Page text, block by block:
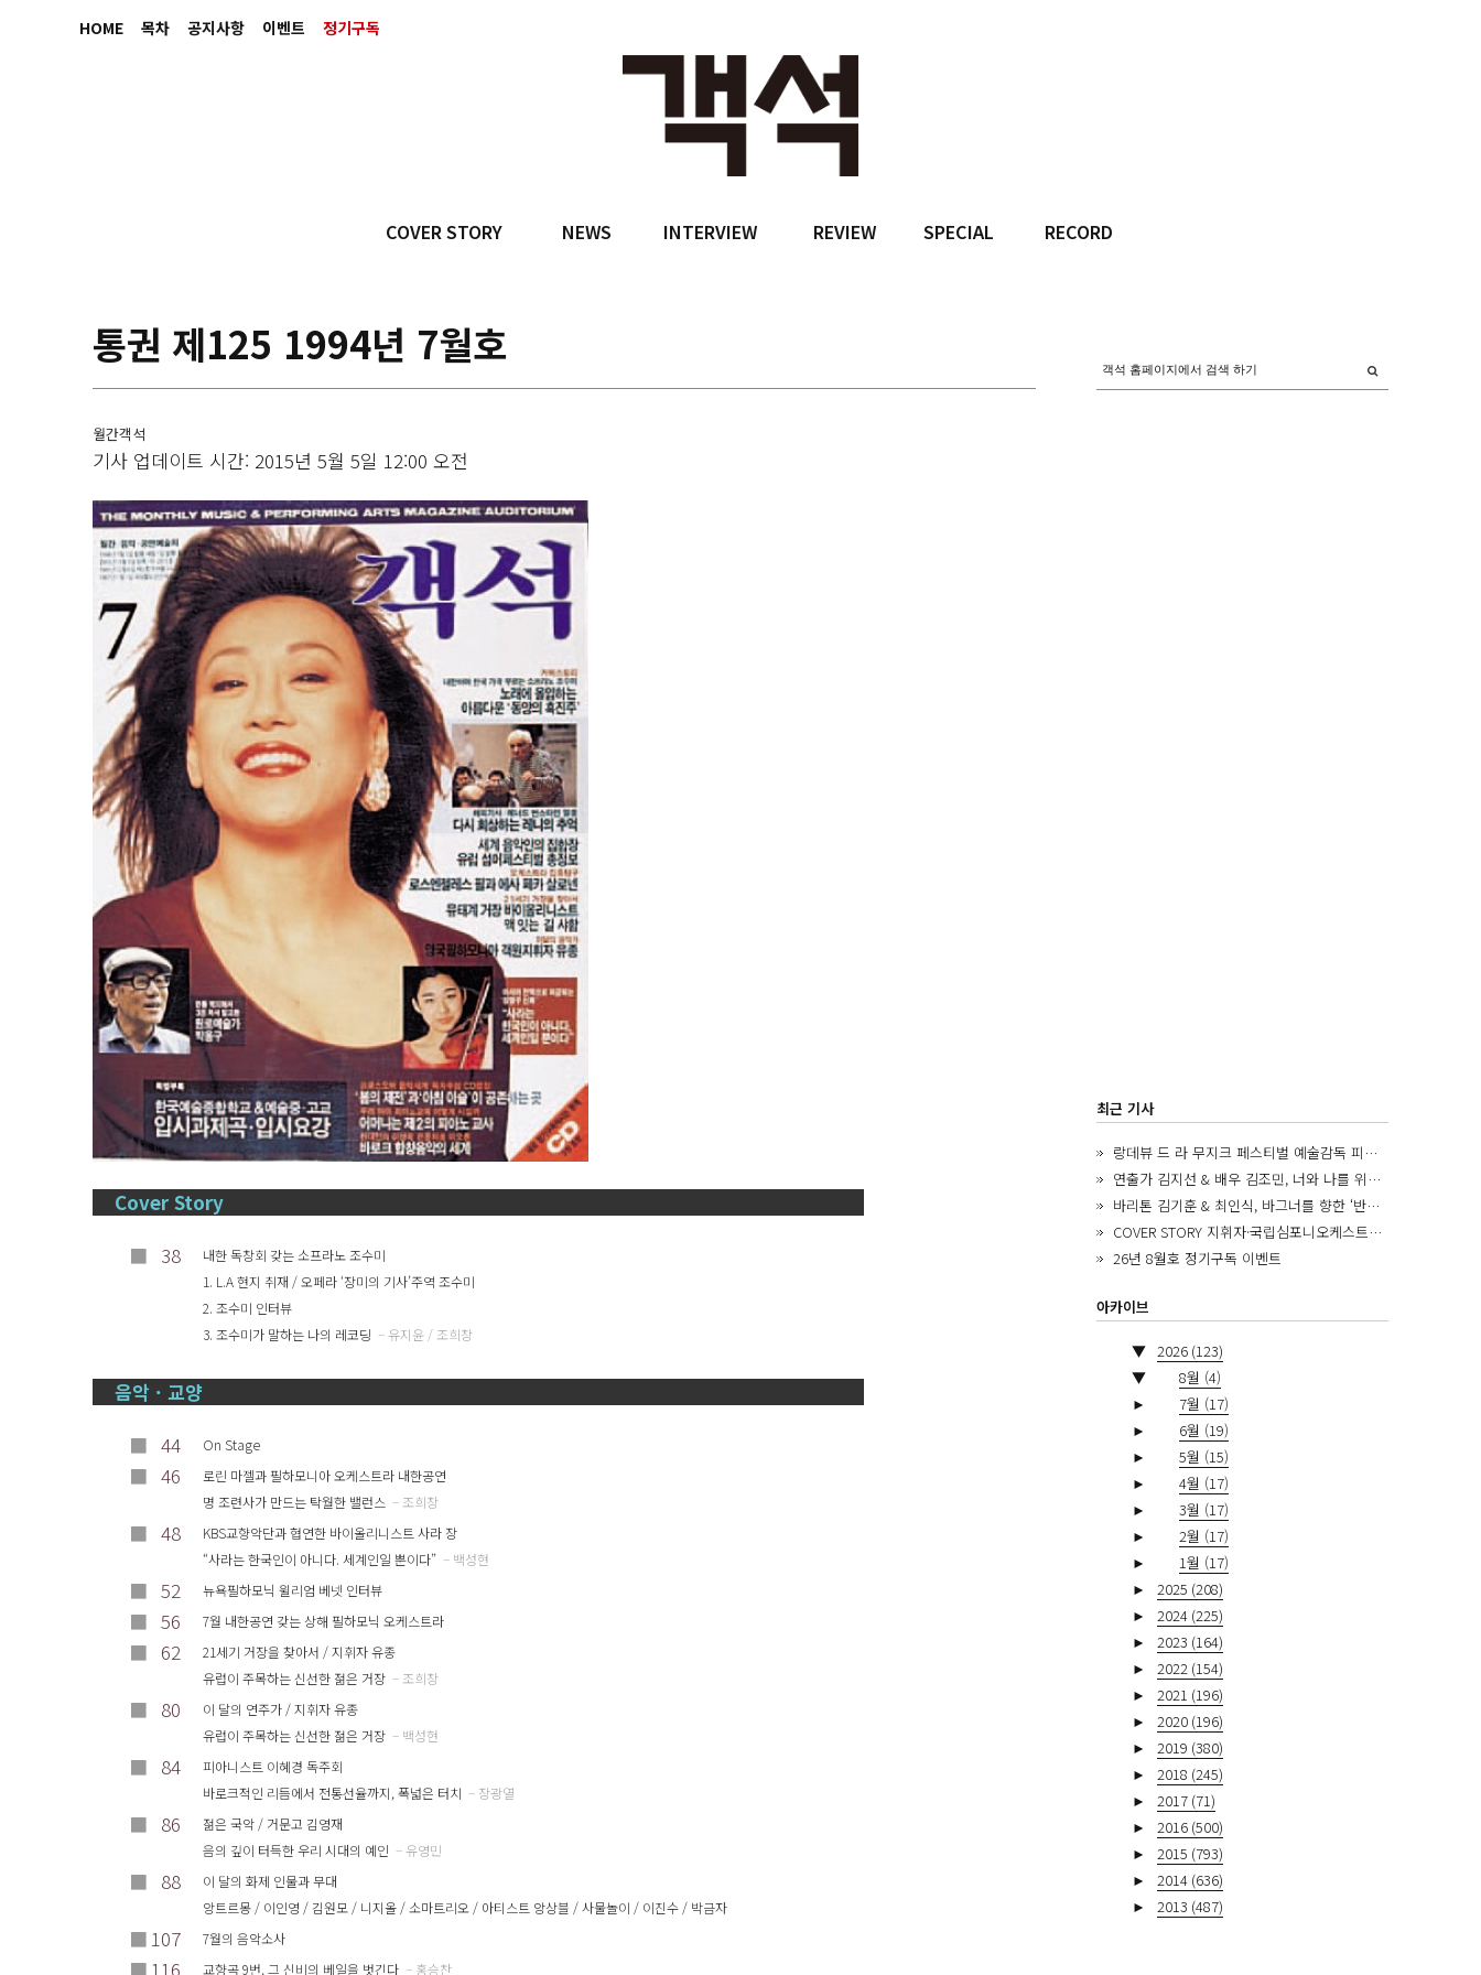
HOME 목차 공지사항 이벤트 정기구독
COVER STORY NEWS INTERVIEW REVIEW SPECIAL RECORD
통권 제125 1994년 7월호
월간객석
기사 업데이트 시간: 2015년 5월 5일 12:00 오전
Cover Story
■ 38
내한 독창회 갖는 소프라노 조수미
1. L.A 현지 취재 / 오페라 ‘장미의 기사’주역 조수미
2. 조수미 인터뷰
3. 조수미가 말하는 나의 레코딩 – 유지윤 / 조희창
음악 · 교양
■ 44 On Stage
■ 46
로린 마젤과 필하모니아 오케스트라 내한공연
명 조련사가 만드는 탁월한 밸런스 – 조희창
■ 48
KBS교향악단과 협연한 바이올리니스트 사라 장
“사라는 한국인이 아니다. 세계인일 뿐이다” – 백성현
■ 52 뉴욕필하모닉 윌리엄 베넷 인터뷰
■ 56 7월 내한공연 갖는 상해 필하모닉 오케스트라
■ 62
21세기 거장을 찾아서 / 지휘자 유종
유럽이 주목하는 신선한 젊은 거장 – 조희창
■ 80
이 달의 연주가 / 지휘자 유종
유럽이 주목하는 신선한 젊은 거장 – 백성현
■ 84
피아니스트 이혜경 독주회
바로크적인 리듬에서 전통선율까지, 폭넓은 터치 – 장광열
■ 86
젊은 국악 / 거문고 김영재
음의 깊이 터득한 우리 시대의 예인 – 유영민
■ 88
이 달의 화제 인물과 무대
앙트르몽 / 이인영 / 김원모 / 니지올 / 소마트리오 / 아티스트 앙상블 / 사물놀이 / 이진수 / 박금자
■ 107 7월의 음악소사
■ 116 교향곡 9번, 그 신비의 베일을 벗긴다 – 홍승찬
최근 기사
랑데뷰 드 라 무지크 페스티벌 예술감독 피아니스트 김혜진, 5년간의 여정을 돌아보며
연출가 김지선 & 배우 김조민, 너와 나를 위한 ‘모두의 숲’에서 만나는 동심
바리톤 김기훈 & 최인식, 바그너를 향한 ‘반지 원정대’를 앞두고
COVER STORY 지휘자·국립심포니오케스트라 제8대 음악감독 로베르토 아바도
26년 8월호 정기구독 이벤트
아카이브
▼ 2026 (123)
▼
8월 (4)
►
7월 (17)
►
6월 (19)
►
5월 (15)
►
4월 (17)
►
3월 (17)
►
2월 (17)
►
1월 (17)
►
2025 (208)
►
2024 (225)
►
2023 (164)
►
2022 (154)
►
2021 (196)
►
2020 (196)
►
2019 (380)
►
2018 (245)
►
2017 (71)
►
2016 (500)
►
2015 (793)
►
2014 (636)
►
2013 (487)